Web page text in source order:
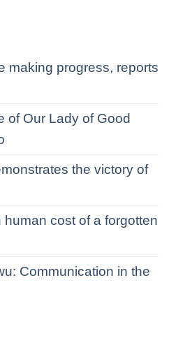
making progress, reports
of Our Lady of Good
the victory of
cost of a forgotten
Communication in the